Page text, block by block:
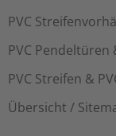
PVC
PVC Pendeltüren
PVC Streifen &
Übersicht /